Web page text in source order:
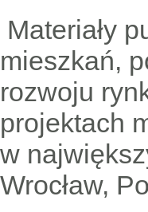
Materiały
mieszkań,
rozwoju
projektach
w
Wrocław,